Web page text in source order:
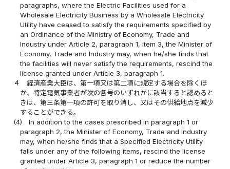
paragraphs, where the Electric Facilities used for a
Wholesale Electricity Business by a Wholesale Electricity
Utility have ceased to satisfy the requirements specified by
an Ordinance of the Ministry of Economy, Trade and
Industry under Article 2, paragraph 1, item 3, the Minister of
Economy, Trade and Industry may, when he/she finds that
the facilities will never satisfy the requirements, rescind the
license granted under Article 3, paragraph 1.
４
経済産業大臣は、第一項又は第二項に規定する場合を除くほ
か、特定電気事業者が次の各号のいずれかに該当すると認めると
きは、第三条第一項の許可を取り消し、又はその供給地点を減少
することができる。
(4)
In addition to the cases prescribed in paragraph 1 or
paragraph 2, the Minister of Economy, Trade and Industry
may, when he/she finds that a Specified Electricity Utility
falls under any of the following items, rescind the license
granted under Article 3, paragraph 1 or reduce the number